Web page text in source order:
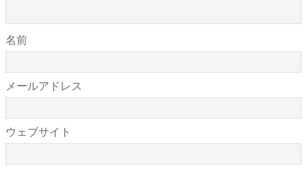
名前
メールアドレス
ウェブサイト